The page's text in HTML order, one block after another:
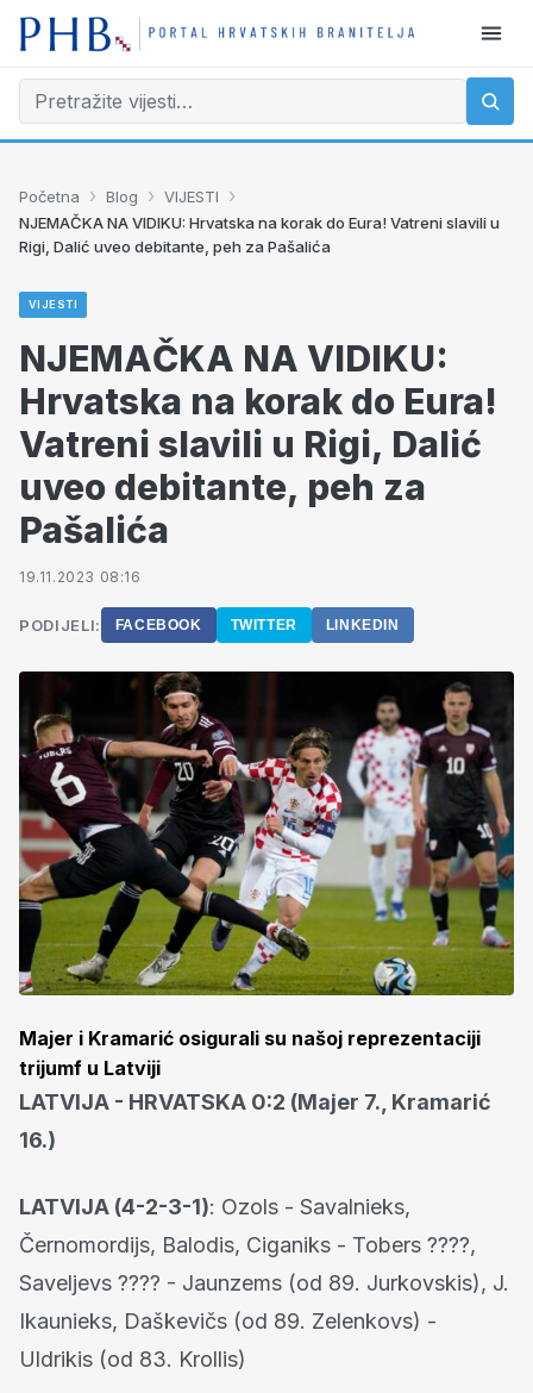
Početna › Blog › VIJESTI ›
NJEMAČKA NA VIDIKU: Hrvatska na korak do Eura! Vatreni slavili u
Rigi, Dalić uveo debitante, peh za Pašalića
VIJESTI
NJEMAČKA NA VIDIKU:
Hrvatska na korak do Eura!
Vatreni slavili u Rigi, Dalić
uveo debitante, peh za
Pašalića
19.11.2023 08:16
PODIJELI: FACEBOOK TWITTER LINKEDIN
Majer i Kramarić osigurali su našoj reprezentaciji
trijumf u Latviji
LATVIJA - HRVATSKA 0:2 (Majer 7., Kramarić
16.)
LATVIJA (4-2-3-1): Ozols - Savalnieks,
Černomordijs, Balodis, Ciganiks - Tobers ????,
Saveljevs ???? - Jaunzems (od 89. Jurkovskis), J.
Ikaunieks, Daškevičs (od 89. Zelenkovs) -
Uldrikis (od 83. Krollis)